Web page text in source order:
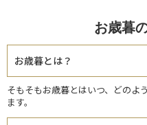
お歳暮
お歳暮とは？
そもそもお歳暮とはいつ、どのよ
ます。